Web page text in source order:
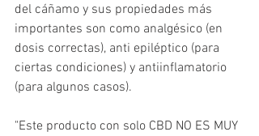
del cáñamo y sus propiedades más
importantes son como analgésico (en
dosis correctas), anti epiléptico (para
ciertas condiciones) y antiinflamatorio
(para algunos casos).
"Este producto con solo CBD NO ES MUY